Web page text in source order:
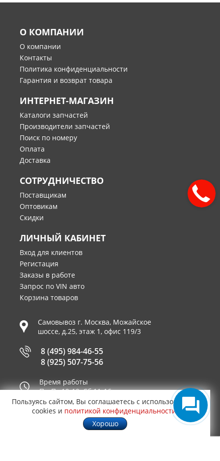
О КОМПАНИИ
О компании
Контакты
Политика конфиденциальности
Гарантия и возврат товара
ИНТЕРНЕТ-МАГАЗИН
Каталоги запчастей
Производители запчастей
Поиск по номеру
Оплата
Доставка
СОТРУДНИЧЕСТВО
Поставщикам
Оптовикам
Скидки
ЛИЧНЫЙ КАБИНЕТ
Вход для клиентов
Регистация
Заказы в работе
Запрос по VIN авто
Корзина товаров
Самовывоз г. Москва, Можайское
шоссе, д.25, этаж 1, офис 119/3
8 (495) 984-46-55
8 (925) 507-75-56
Время работы
Пн-Пт 10-19, Сб 11-16
Принимаем к оплате
Пользуясь сайтом, Вы соглашаетесь с использованием
cookies и политикой конфиденциальности
Хорошо